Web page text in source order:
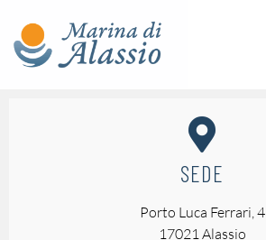
SEDE
Porto Luca Ferrari, 4
17021 Alassio